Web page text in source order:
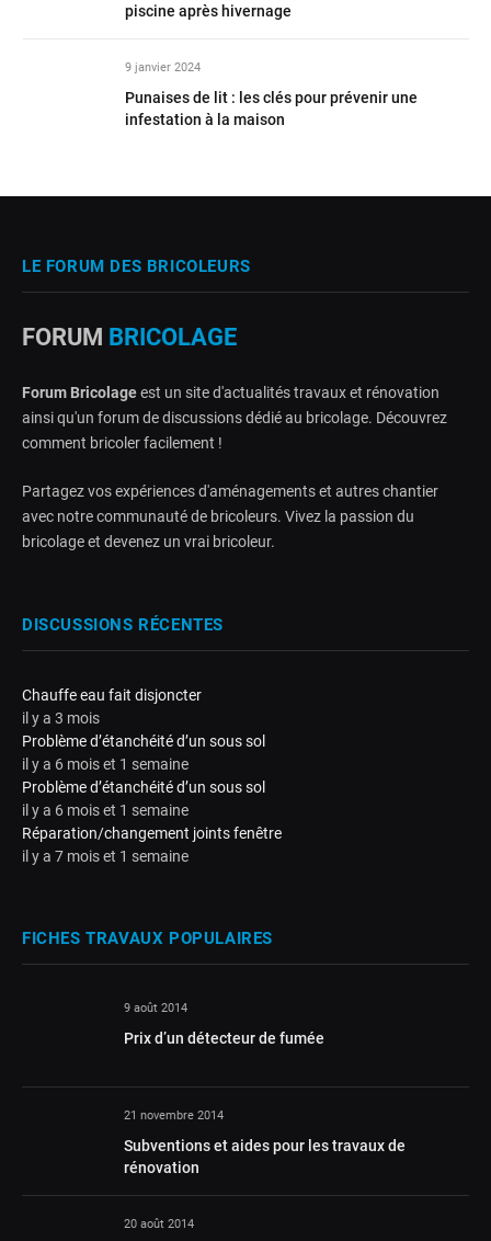
piscine après hivernage
9 janvier 2024
Punaises de lit : les clés pour prévenir une
infestation à la maison
LE FORUM DES BRICOLEURS
FORUM BRICOLAGE
Forum Bricolageest un site d'actualités travaux et rénovation
ainsi qu'un forum de discussions dédié au bricolage. Découvrez
comment bricoler facilement !
Partagez vos expériences d'aménagements et autres chantier
avec notre communauté de bricoleurs. Vivez la passion du
bricolage et devenez un vrai bricoleur.
DISCUSSIONS RÉCENTES
Chauffe eau fait disjoncter
il y a 3 mois
Problème d’étanchéité d’un sous sol
il y a 6 mois et 1 semaine
Problème d’étanchéité d’un sous sol
il y a 6 mois et 1 semaine
Réparation/changement joints fenêtre
il y a 7 mois et 1 semaine
FICHES TRAVAUX POPULAIRES
9 août 2014
Prix d’un détecteur de fumée
21 novembre 2014
Subventions et aides pour les travaux de
rénovation
20 août 2014